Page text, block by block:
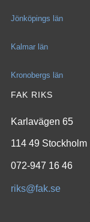
Jönköpings län
Kalmar län
Kronobergs län
FAK RIKS
Karlavägen 65
114 49 Stockholm
072-947 16 46
riks@fak.se